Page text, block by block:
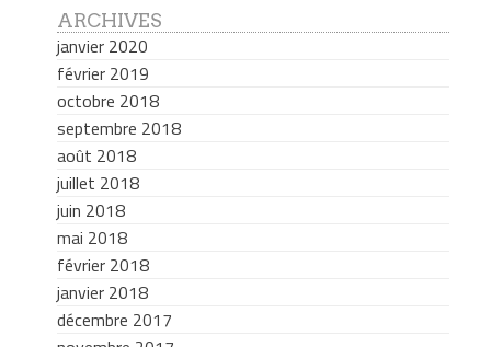
ARCHIVES
janvier 2020
février 2019
octobre 2018
septembre 2018
août 2018
juillet 2018
juin 2018
mai 2018
février 2018
janvier 2018
décembre 2017